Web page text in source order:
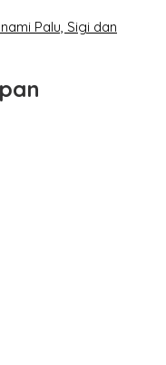
Palu, Sigi dan